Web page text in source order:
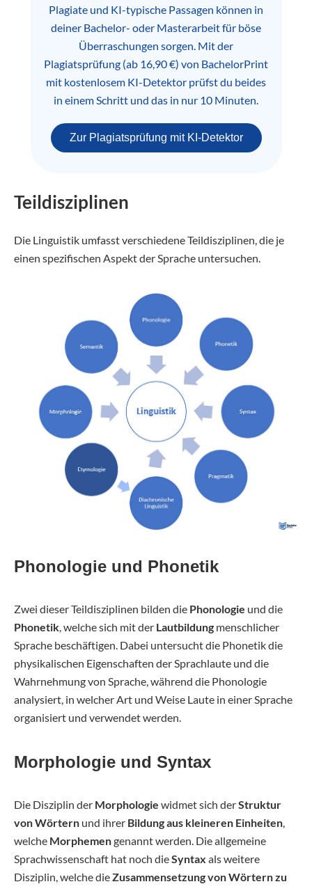
Plagiate und KI-typische Passagen können in
deiner Bachelor- oder Masterarbeit für böse
Überraschungen sorgen. Mit der
Plagiatsprüfung (ab 16,90 €) von BachelorPrint
mit kostenlosem KI-Detektor prüfst du beides
in einem Schritt und das in nur 10 Minuten.
Zur Plagiatsprüfung mit KI-Detektor
Teildisziplinen
Die Linguistik umfasst verschiedene Teildisziplinen, die je
einen spezifischen Aspekt der Sprache untersuchen.
Phonologie und Phonetik
Zwei dieser Teildisziplinen bilden die Phonologie und die
Phonetik , welche sich mit der Lautbildung menschlicher
Sprache beschäftigen. Dabei untersucht die Phonetik die
physikalischen Eigenschaften der Sprachlaute und die
Wahrnehmung von Sprache, während die Phonologie
analysiert, in welcher Art und Weise Laute in einer Sprache
organisiert und verwendet werden.
Morphologie und Syntax
Die Disziplin der Morphologie widmet sich derStruktur
von Wörtern und ihrer Bildung aus kleineren Einheiten
welche Morphemengenannt werden. Die allgemeine
Sprachwissenschaft hat noch dieSyntax als weitere
Disziplin, welche dieZusammensetzung von Wörtern zu